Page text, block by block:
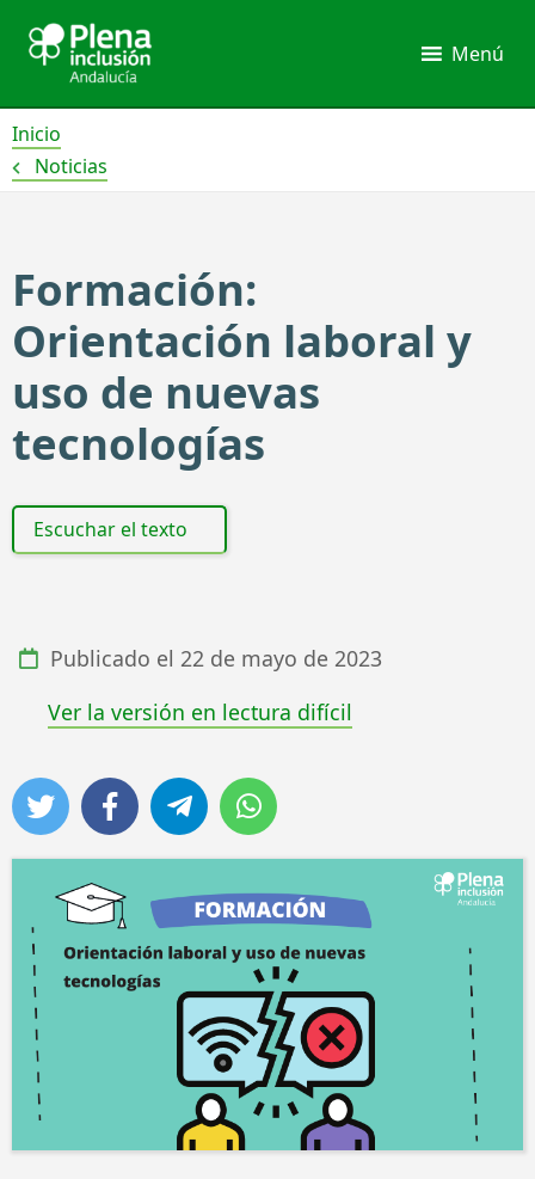
contenido
Menú
Inicio
Noticias
Formación:
Orientación laboral y
uso de nuevas
tecnologías
Escuchar el texto
Publicado el 22 de mayo de 2023
Ver la versión en lectura difícil